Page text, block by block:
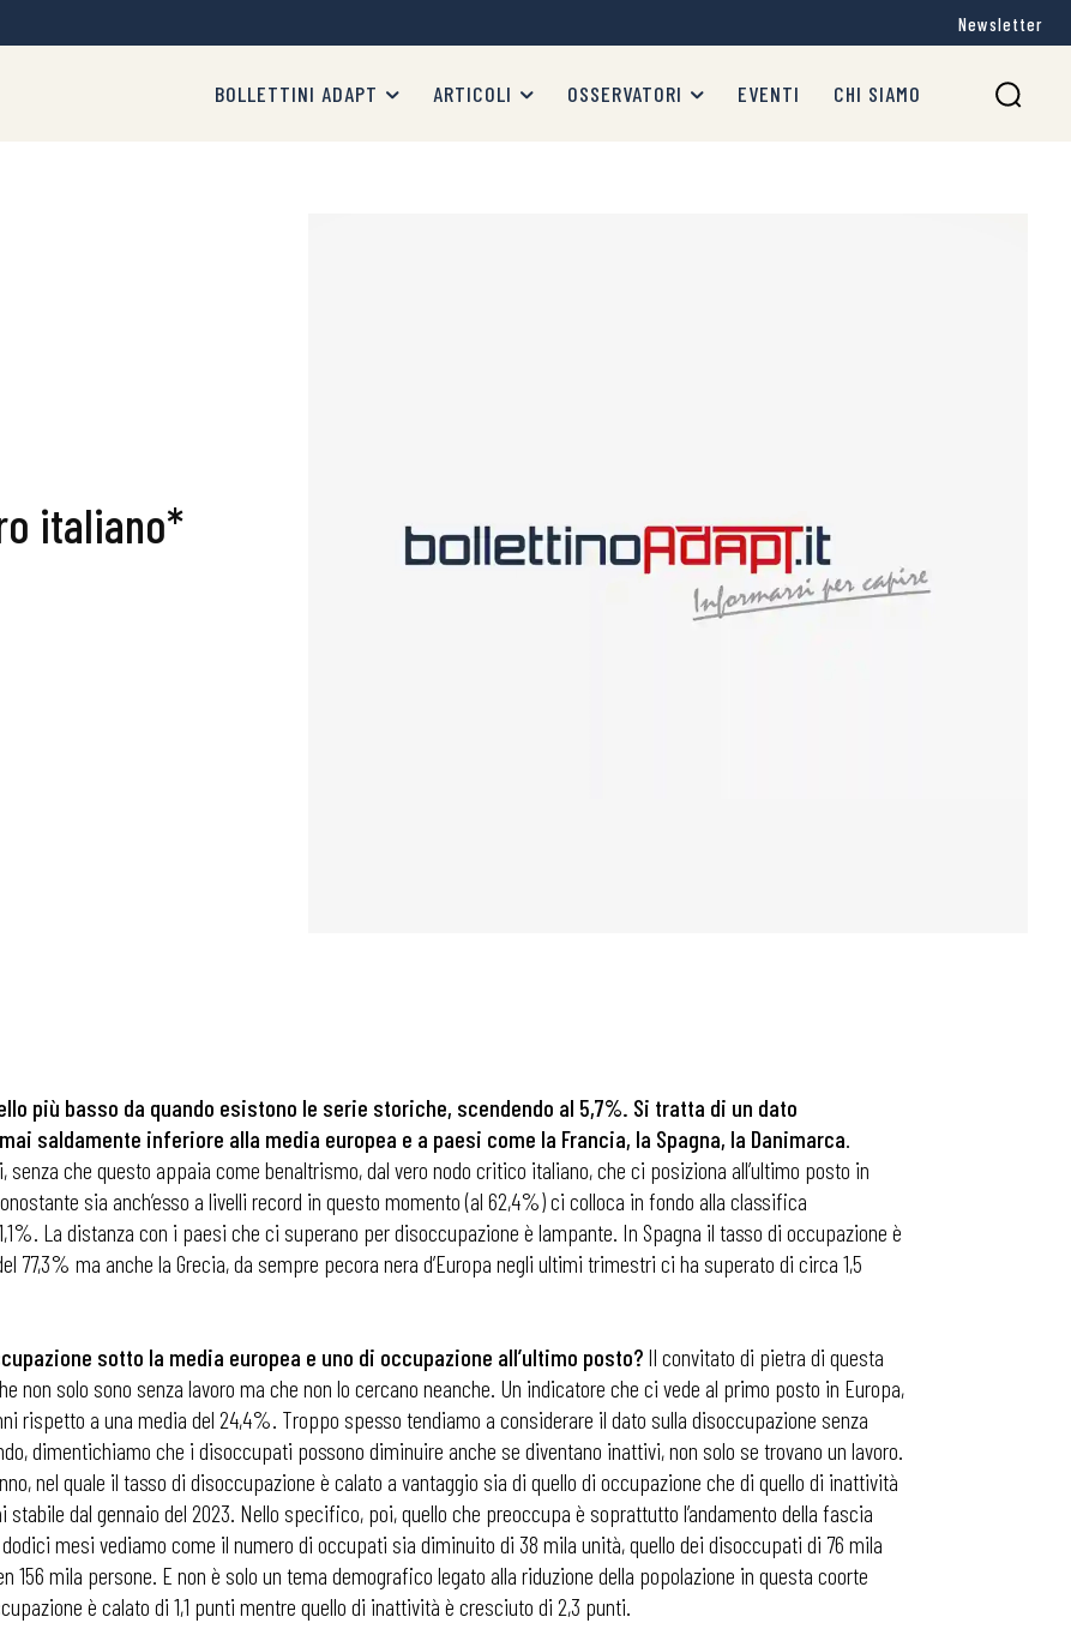
Newsletter
BOLLETTINI ADAPT ARTICOLI OSSERVATORI EVENTI CHI SIAMO
italiano*
più basso da quando esistono le serie storiche, scendendo al 5,7%. Si tratta di un dato
saldamente inferiore alla media europea e a paesi come la Francia, la Spagna, la Danimarca.
che questo appaia come benaltrismo, dal vero nodo critico italiano, che ci posiziona all’ultimo posto in
sia anch’esso a livelli record in questo momento (al 62,4%) ci colloca in fondo alla classifica
La distanza con i paesi che ci superano per disoccupazione è lampante. In Spagna il tasso di occupazione è
77,3% ma anche la Grecia, da sempre pecora nera d’Europa negli ultimi trimestri ci ha superato di circa 1,5
sotto la media europea e uno di occupazione all’ultimo posto? Il convitato di pietra di questa
non solo sono senza lavoro ma che non lo cercano neanche. Un indicatore che ci vede al primo posto in Europa,
rispetto a una media del 24,4%. Troppo spesso tendiamo a considerare il dato sulla disoccupazione senza
dimentichiamo che i disoccupati possono diminuire anche se diventano inattivi, non solo se trovano un lavoro.
nel quale il tasso di disoccupazione è calato a vantaggio sia di quello di occupazione che di quello di inattività
dal gennaio del 2023. Nello specifico, poi, quello che preoccupa è soprattutto l’andamento della fascia
mesi vediamo come il numero di occupati sia diminuito di 38 mila unità, quello dei disoccupati di 76 mila
156 mila persone. E non è solo un tema demografico legato alla riduzione della popolazione in questa coorte
è calato di 1,1 punti mentre quello di inattività è cresciuto di 2,3 punti.